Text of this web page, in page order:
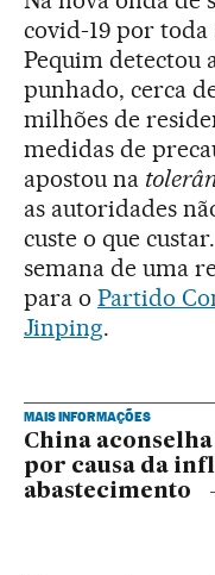
covid-19 por toda
Pequim detectou
punhado, cerca
milhões de
medidas de
apostou na
as autoridades
custe o que
semana de uma
para o Partido
Jinping.
MAIS INFORMAÇÕES
China
por causa da
abastecimento